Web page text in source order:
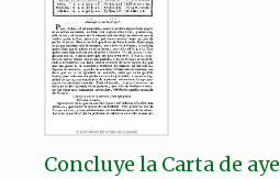
Concluye la Carta de